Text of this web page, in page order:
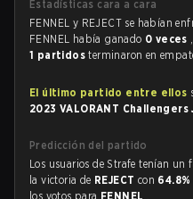
Estadísticas cara a cara
FENNEL y REJECT se habían
FENNEL había ganado 0 veces
1 partidosterminaron en
El último partido entre ellos
2023 VALORANT Challengers
Predicción del partido
Los usuarios de Strafe tenían
la victoria de REJECT con 64.8%
los votos para FENNEL .